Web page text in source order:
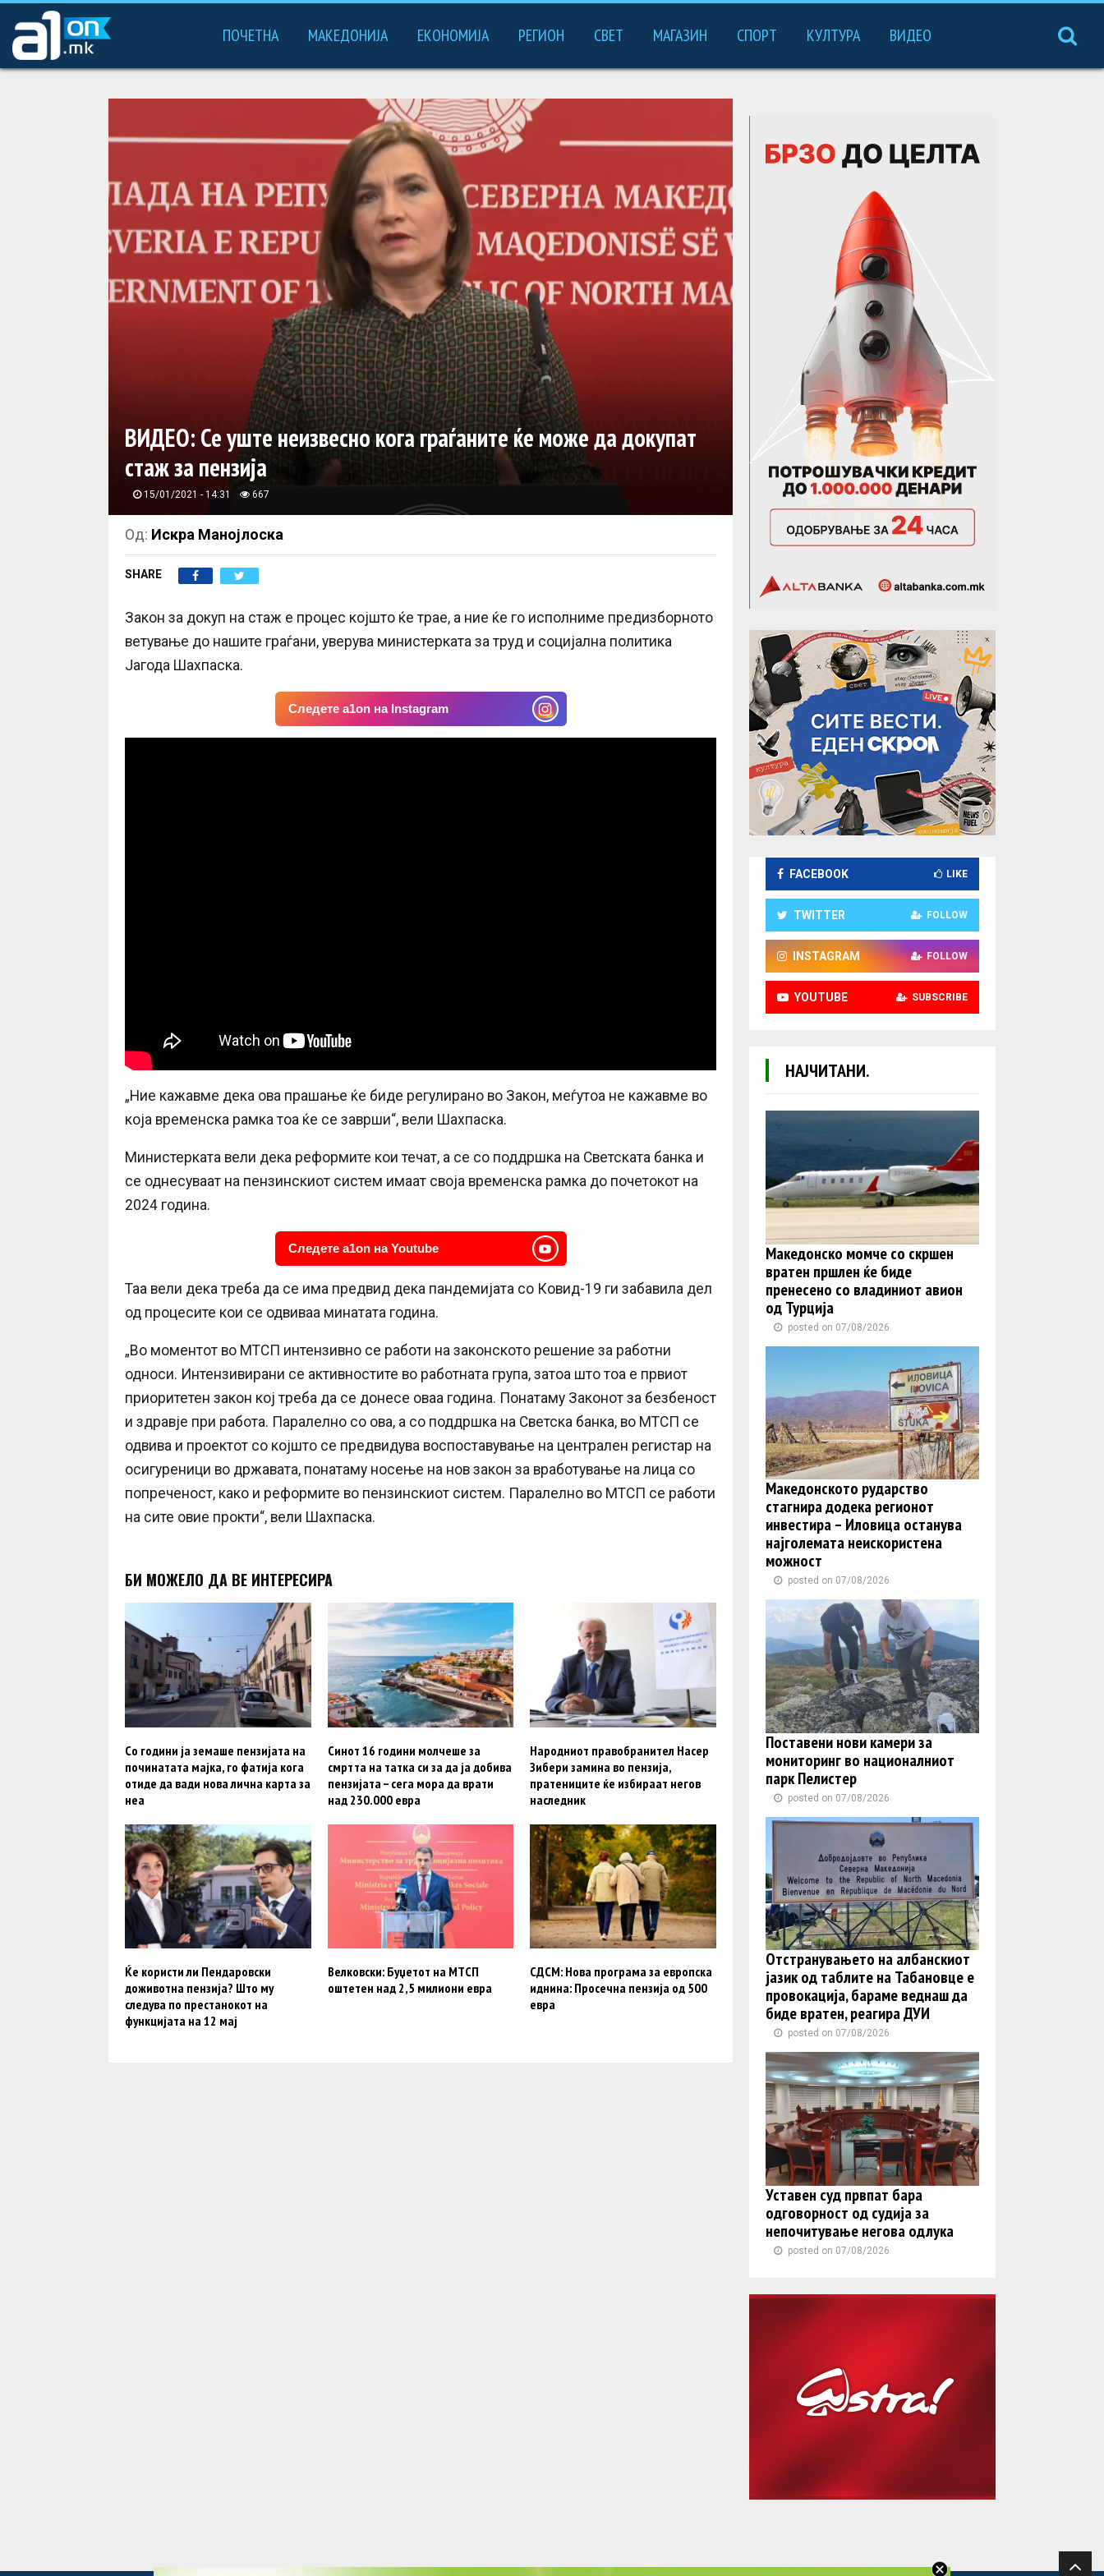
ПОЧЕТНА МАКЕДОНИЈА ЕКОНОМИЈА РЕГИОН СВЕТ МАГАЗИН СПОРТ КУЛТУРА ВИДЕО
ВИДЕО: Се уште неизвесно кога граѓаните ќе може да докупат
стаж за пензија
15/01/2021 - 14:31 667
Од: Искра Манојлоска
SHARE
Закон за докуп на стаж е процес којшто ќе трае, а ние ќе го исполниме предизборното
ветување до нашите граѓани, уверува министерката за труд и социјална политика
Јагода Шахпаска.
Следете a1on на Instagram
„Ние кажавме дека ова прашање ќе биде регулирано во Закон, меѓутоа не кажавме во
која временска рамка тоа ќе се заврши“, вели Шахпаска.
Министерката вели дека реформите кои течат, а се со поддршка на Светската банка и
се однесуваат на пензинскиот систем имаат своја временска рамка до почетокот на
2024 година.
Следете a1on на Youtube
Таа вели дека треба да се има предвид дека пандемијата со Ковид-19 ги забавила дел
од процесите кои се одвиваа минатата година.
„Во моментот во МТСП интензивно се работи на законското решение за работни
односи. Интензивирани се активностите во работната група, затоа што тоа е првиот
приоритетен закон кој треба да се донесе оваа година. Понатаму Законот за безбеност
и здравје при работа. Паралелно со ова, а со поддршка на Светска банка, во МТСП се
одвива и проектот со којшто се предвидува воспоставување на централен регистар на
осигуреници во државата, понатаму носење на нов закон за вработување на лица со
попреченост, како и реформите во пензинскиот систем. Паралелно во МТСП се работи
на сите овие прокти“, вели Шахпаска.
БИ МОЖЕЛО ДА ВЕ ИНТЕРЕСИРА
Со години ја земаше пензијата на
починатата мајка, го фатија кога
отиде да вади нова лична карта за
неа
Синот 16 години молчеше за
смртта на татка си за да ја добива
пензијата – сега мора да врати
над 230.000 евра
Народниот правобранител Насер
Зибери замина во пензија,
пратениците ќе избираат негов
наследник
Ќе користи ли Пендаровски
доживотна пензија? Што му
следува по престанокот на
функцијата на 12 мај
Велковски: Буџетот на МТСП
оштетен над 2,5 милиони евра
СДСМ: Нова програма за европска
иднина: Просечна пензија од 500
евра
FACEBOOK LIKE
TWITTER FOLLOW
INSTAGRAM FOLLOW
YOUTUBE SUBSCRIBE
НАЈЧИТАНИ.
Македонско момче со скршен
вратен пршлен ќе биде
пренесено со владиниот авион
од Турција
posted on 07/08/2026
Македонското рударство
стагнира додека регионот
инвестира – Иловица останува
најголемата неискористена
можност
posted on 07/08/2026
Поставени нови камери за
мониторинг во националниот
парк Пелистер
posted on 07/08/2026
Отстранувањето на албанскиот
јазик од таблите на Табановце е
провокација, бараме веднаш да
биде вратен, реагира ДУИ
posted on 07/08/2026
Уставен суд првпат бара
одговорност од судија за
непочитување негова одлука
posted on 07/08/2026